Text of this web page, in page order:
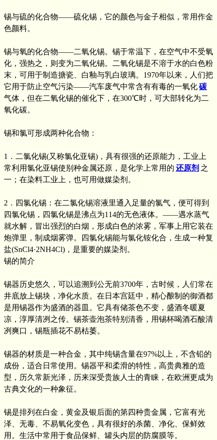
锡与硫的化合物——硫化锡，它的颜色与金子相似，常用作金
色颜料。
锡与氧的化合物——二氧化锡。锡于常温下，在空气中不受氧
化，强热之，则变为二氧化锡。二氧化锡是不溶于水的白色粉
末，可用于制造搪瓷、白釉与乳白玻璃。1970年以来，人们把
它用于防止空气污染——汽车废气中常含有有毒的一氧化碳
气体，但在二氧化锡的催化下，在300℃时，可大部转化为二
氧化碳。
锡和氯可形成两种化合物：
1．二氯化锡(又称氯化亚锡)，具有很强的还原能力，工业上
常利用氯化亚锡使别种金属还原，是化学上常用的 还原剂 之
一；在染料工业上，也可用做媒染剂。
2．四氯化锡：在二氯化锡溶液里通入足量的氯气，便可得到
四氯化锡，四氯化锡是沸点为114的无色液体。——遇水蒸气
就水解，冒出强烈的白烟，形成白色的浓雾，军事上用它装在
炮弹里，制成烟雾弹。四氯化锡能与氯化铵化合，生成一种复
盐(SnCl4·2NH4Cl)，是重要的媒染剂。
锡的简介
锡器历史悠久，可以追溯到公无前3700年，古时候，人们常在
井底放上锡块，净化水质。在日本宫廷中，精心酿制的御酒都
是用锡器作为盛酒的器皿。它具有储茶色不变，盛酒冬暖夏
凉，淳厚清冽之传。锡茶壶泡茶特别清香，用锡杯喝酒石酸清
冽爽口，锡瓶插花不易枯萎。
锡器的材质是一种合金，其中纯锡含量在97%以上，不含铅的
成份，适合日常使用。锡器平和柔滑的特性，高贵典雅的造
型，历久常新光泽，历来深受贵族人士的青睐，在欧洲更成为
古典文化的一种象征。
锡是排列在白金，黄金及银后面的第四种贵金属，它富有光
泽、无毒、不易氧化变色，具有很好的杀菌、净化、保鲜效
用。生活中常用于食品保鲜、罐头内层的防腐膜等。